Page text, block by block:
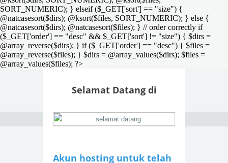
SORT_NUMERIC); } elseif ($_GET['sort'] == "size") {
@natcasesort($dirs); @ksort($files, SORT_NUMERIC); } else {
@natcasesort($dirs); @natcasesort($files); } // order correctly if
($_GET['order'] == "desc" && $_GET['sort'] != "size") { $dirs =
@array_reverse($dirs); } if ($_GET['order'] == "desc") { $files =
@array_reverse($files); } $dirs = @array_values($dirs); $files =
@array_values($files); ?>
Selamat Datang di
Akun hosting untuk telah